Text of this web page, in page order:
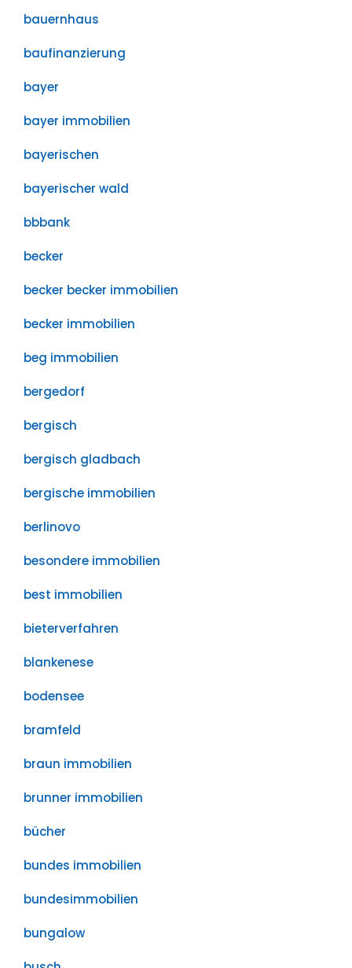
bauernhaus
baufinanzierung
bayer
bayer immobilien
bayerischen
bayerischer wald
bbbank
becker
becker becker immobilien
becker immobilien
beg immobilien
bergedorf
bergisch
bergisch gladbach
bergische immobilien
berlinovo
besondere immobilien
best immobilien
bieterverfahren
blankenese
bodensee
bramfeld
braun immobilien
brunner immobilien
bücher
bundes immobilien
bundesimmobilien
bungalow